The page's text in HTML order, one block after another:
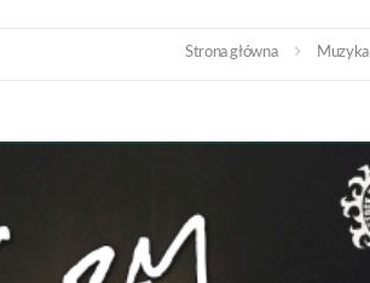
Strona główna Muzyka